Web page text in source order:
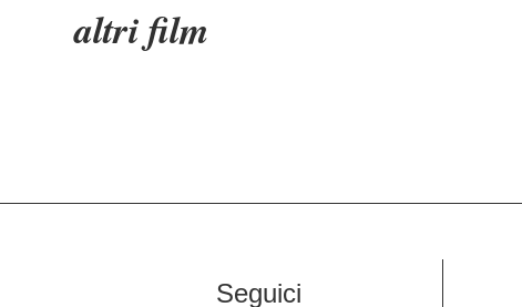
altri film
Seguici